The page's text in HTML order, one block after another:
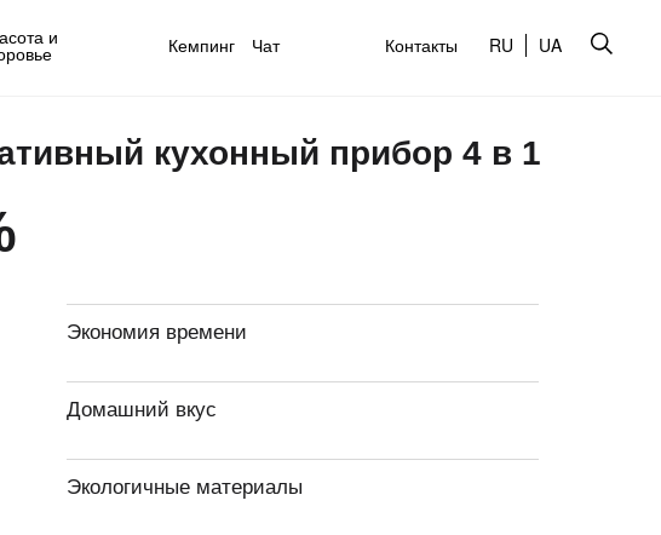
и Кемпинг Чат Контакты RU UA
кухонный прибор 4 в 1
Экономия времени
Домашний вкус
Экологичные материалы